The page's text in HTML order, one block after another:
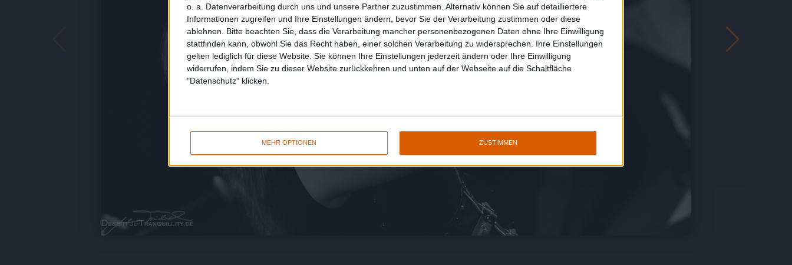
o. a. Datenverarbeitung durch uns und unsere Partner zuzustimmen. Alternativ können Sie auf detailliertere
Informationen zugreifen und Ihre Einstellungen ändern, bevor Sie der Verarbeitung zustimmen oder diese
ablehnen. Bitte beachten Sie, dass die Verarbeitung mancher personenbezogenen Daten ohne Ihre Einwilligung
stattfinden kann, obwohl Sie das Recht haben, einer solchen Verarbeitung zu widersprechen. Ihre Einstellungen
gelten lediglich für diese Website. Sie können Ihre Einstellungen jederzeit ändern oder Ihre Einwilligung
widerrufen, indem Sie zu dieser Website zurückkehren und unten auf der Webseite auf die Schaltfläche
"Datenschutz" klicken.
MEHR OPTIONEN ZUSTIMMEN